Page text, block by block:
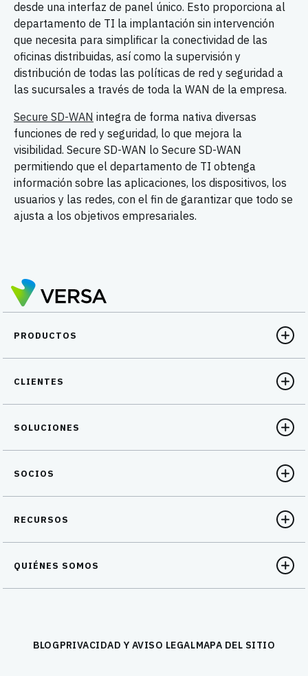
desde una interfaz de panel único. Esto proporciona al
departamento de TI la implantación sin intervención
que necesita para simplificar la conectividad de las
oficinas distribuidas, así como la supervisión y
distribución de todas las políticas de red y seguridad a
las sucursales a través de toda la WAN de la empresa.
Secure SD-WAN integra de forma nativa diversas
funciones de red y seguridad, lo que mejora la
visibilidad. Secure SD-WAN lo Secure SD-WAN
permitiendo que el departamento de TI obtenga
información sobre las aplicaciones, los dispositivos, los
usuarios y las redes, con el fin de garantizar que todo se
ajusta a los objetivos empresariales.
PRODUCTOS
CLIENTES
SOLUCIONES
SOCIOS
RECURSOS
QUIÉNES SOMOS
BLOGPRIVACIDAD Y AVISO LEGALMAPA DEL SITIO